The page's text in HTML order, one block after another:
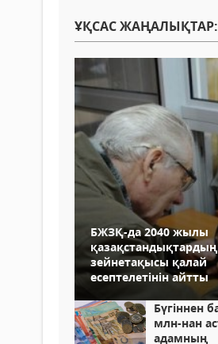
ҰҚСАС ЖАҢАЛЫҚТАР:
БЖЗҚ-да 2040 жылы
қазақстандықтардың
зейнетақысы қалай
есептелетінін айтты
Бүгіннен
млн-нан
адамның